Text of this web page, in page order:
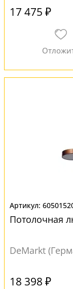
17 475 ₽
Потолочная
DeMarkt
18 398 ₽